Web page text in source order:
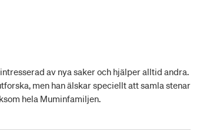
av nya saker och hjälper alltid andra.
men han älskar speciellt att samla stenar
hela Muminfamiljen.